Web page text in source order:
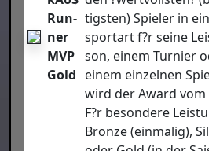
Run­
ner
MVP
Gold
tigs­ten) Spie­ler in
sport­art f?r sei­ne
son, einem Tur­nier
einem ein­zel­nen
wird der Award vom
F?r beson­de­re
Bron­ze (ein­ma­lig),